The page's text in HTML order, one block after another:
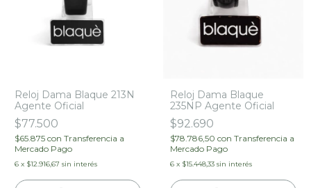
Reloj Dama Blaque 213N
Agente Oficial
$77.500
$65.875 con Transferencia a
Mercado Pago
6 x $12.916,67 sin interés
Reloj Dama Blaque
235NP Agente Oficial
$92.690
$78.786,50 con Transferencia a
Mercado Pago
6 x $15.448,33 sin interés